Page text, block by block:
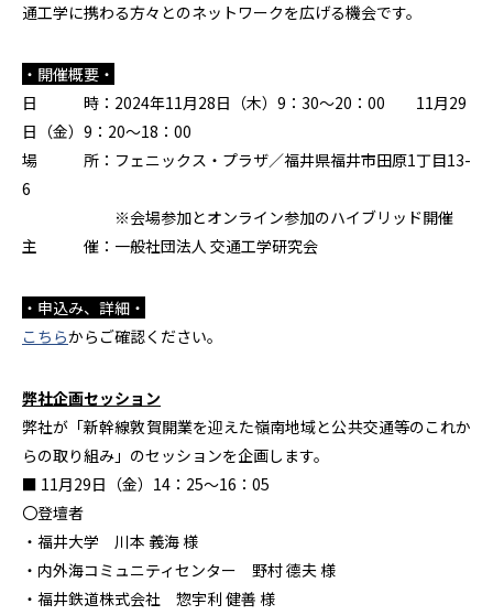
通工学に携わる方々とのネットワークを広げる機会です。
・開催概要・
日 時： 2024年11月28日（木） 9 ： 30～20 ： 00 11月29
日（金） 9 ： 20～18 ： 00
場 所：フェニックス・プラザ／福井県福井市田原1丁目13-
6
※会場参加とオンライン参加のハイブリッド開催
主 催：一般社団法人 交通工学研究会
・申込み、詳細・
こちらからご確認ください。
弊社企画セッション
弊社が「新幹線敦賀開業を迎えた嶺南地域と公共交通等のこれか
らの取り組み」のセッションを企画します。
■ 11月29日（金） 14 ： 25～16 ： 05
〇登壇者
・福井大学 川本 義海 様
・内外海コミュニティセンター 野村 德夫 様
・福井鉄道株式会社 惣宇利 健善 様